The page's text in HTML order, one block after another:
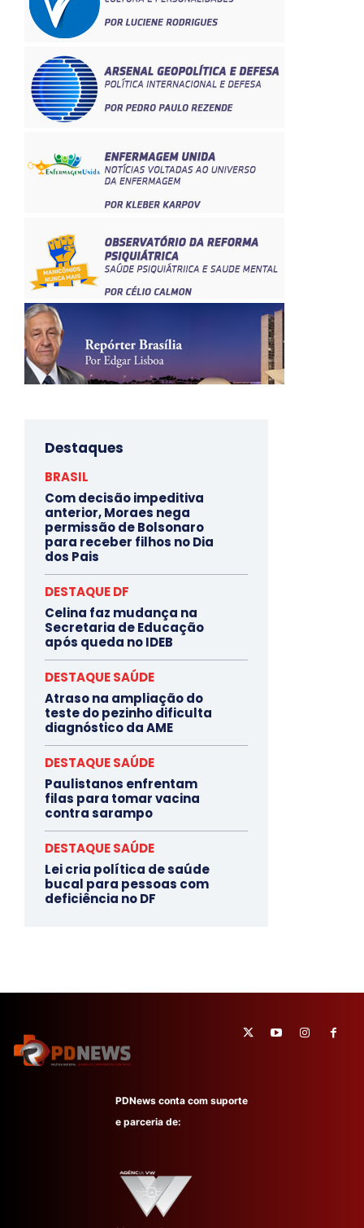
Destaques
BRASIL
Com decisão impeditiva
anterior, Moraes nega
permissão de Bolsonaro
para receber filhos no Dia
dos Pais
DESTAQUE DF
Celina faz mudança na
Secretaria de Educação
após queda no IDEB
DESTAQUE SAÚDE
Atraso na ampliação do
teste do pezinho dificulta
diagnóstico da AME
DESTAQUE SAÚDE
Paulistanos enfrentam
filas para tomar vacina
contra sarampo
DESTAQUE SAÚDE
Lei cria política de saúde
bucal para pessoas com
deficiência no DF
PDNews conta com suporte
e parceria de: